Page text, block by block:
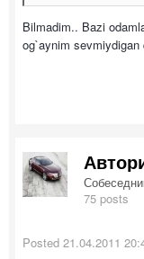
Bilmadim.. Bazi
og`aynim
75 posts
Posted 21.04.2011